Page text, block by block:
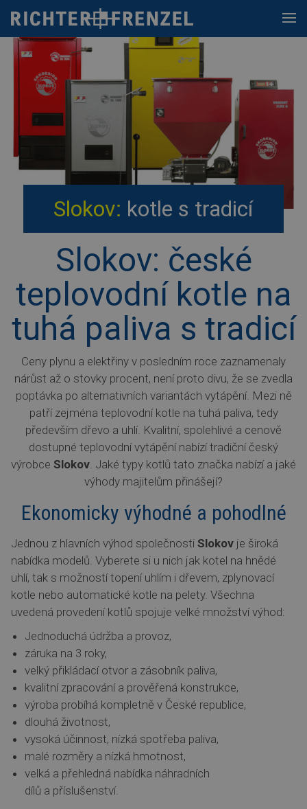
content
Slokov: kotle s tradicí
Slokov: české
teplovodní kotle na
tuhá paliva s tradicí
Ceny plynu a elektřiny v posledním roce zaznamenaly
nárůst až o stovky procent, není proto divu, že se zvedla
poptávka po alternativních variantách vytápění. Mezi ně
patří zejména teplovodní kotle na tuhá paliva, tedy
především dřevo a uhlí. Kvalitní, spolehlivé a cenově
dostupné teplovodní vytápění nabízí tradiční český
výrobce Slokov. Jaké typy kotlů tato značka nabízí a jaké
výhody majitelům přinášejí?
Ekonomicky výhodné a pohodlné
Jednou z hlavních výhod společnosti Slokov je široká
nabídka modelů. Vyberete si u nich jak kotel na hnědé
uhlí, tak s možností topení uhlím i dřevem, zplynovací
kotle nebo automatické kotle na pelety. Všechna
uvedená provedení kotlů spojuje velké množství výhod:
Jednoduchá údržba a provoz,
záruka na 3 roky,
velký přikládací otvor a zásobník paliva,
kvalitní zpracování a prověřená konstrukce,
výroba probíhá kompletně v České republice,
dlouhá životnost,
vysoká účinnost, nízká spotřeba paliva,
malé rozměry a nízká hmotnost,
velká a přehledná nabídka náhradních
dílů a příslušenství.